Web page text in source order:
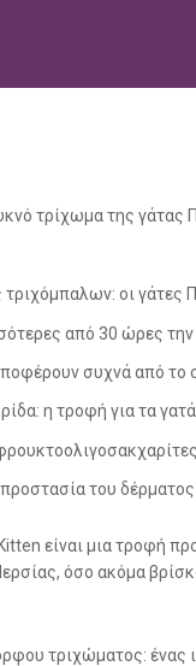
τρίχωμα της γάτας
οι γάτες
από 30 ώρες
συχνά από το
η τροφή για τα
του
είναι μια τροφή
όσο ακόμα
τριχώματος: